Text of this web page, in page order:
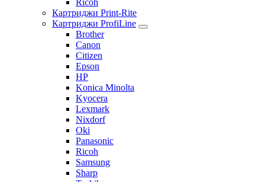
Ricoh
Картриджи Print-Rite
Картриджи ProfiLine
Brother
Canon
Citizen
Epson
HP
Konica Minolta
Kyocera
Lexmark
Nixdorf
Oki
Panasonic
Ricoh
Samsung
Sharp